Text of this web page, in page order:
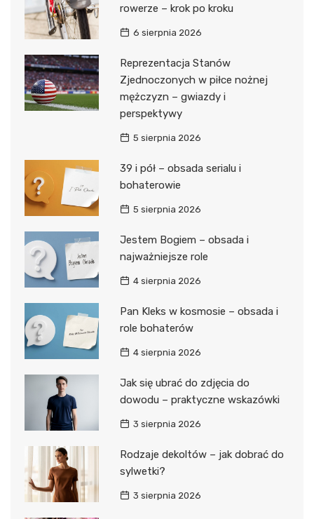
rowerze – krok po kroku
6 sierpnia 2026
Reprezentacja Stanów
Zjednoczonych w piłce nożnej
mężczyzn – gwiazdy i
perspektywy
5 sierpnia 2026
39 i pół – obsada serialu i
bohaterowie
5 sierpnia 2026
Jestem Bogiem – obsada i
najważniejsze role
4 sierpnia 2026
Pan Kleks w kosmosie – obsada i
role bohaterów
4 sierpnia 2026
Jak się ubrać do zdjęcia do
dowodu – praktyczne wskazówki
3 sierpnia 2026
Rodzaje dekoltów – jak dobrać do
sylwetki?
3 sierpnia 2026